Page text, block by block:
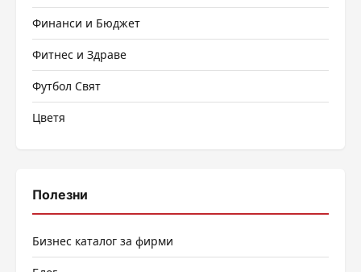
Финанси и Бюджет
Фитнес и Здраве
Футбол Свят
Цветя
Полезни
Бизнес каталог за фирми